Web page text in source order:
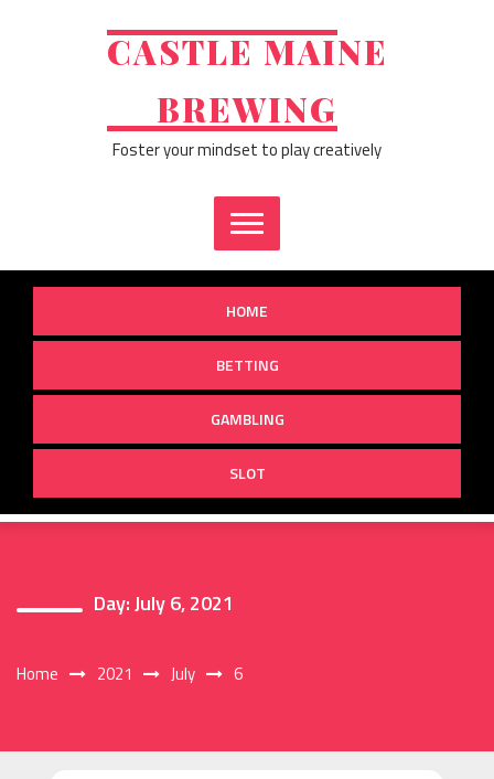
CASTLE MAINE
BREWING
Foster your mindset to play creatively
HOME
BETTING
GAMBLING
SLOT
Day:July 6, 2021
Home 2021 July 6